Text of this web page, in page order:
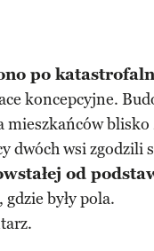
po
koncepcyjne.
mieszkańców blisko
dwóch wsi zgodzili
od
były pola.